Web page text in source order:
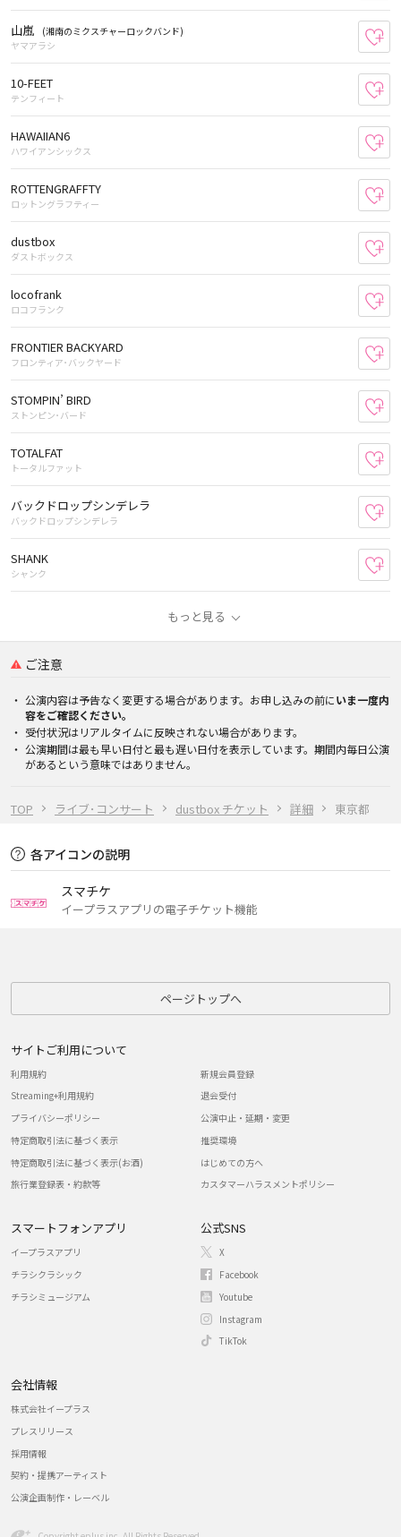
TOP ライブ･コンサート dustbox チケット 詳細 東京都
山嵐
(湘南のミクスチャーロックバンド)
ヤマアラシ
10-FEET
テンフィート
HAWAIIAN6
ハワイアンシックス
ROTTENGRAFFTY
ロットングラフティー
dustbox
ダストボックス
locofrank
ロコフランク
FRONTIER BACKYARD
フロンティア･バックヤード
STOMPIN’ BIRD
ストンピン･バード
TOTALFAT
トータルファット
バックドロップシンデレラ
バックドロップシンデレラ
SHANK
シャンク
もっと見る
ご注意
公演内容は予告なく変更する場合があります。お申し込みの前にいま一度内
容をご確認ください。
受付状況はリアルタイムに反映されない場合があります。
公演期間は最も早い日付と最も遅い日付を表示しています。期間内毎日公演
があるという意味ではありません。
各アイコンの説明
スマチケ
イープラスアプリの電子チケット機能
ページトップへ
サイトご利用について
利用規約
Streaming+利用規約
プライバシーポリシー
特定商取引法に基づく表示
特定商取引法に基づく表示(お酒)
旅行業登録表・約款等
新規会員登録
退会受付
公演中止・延期・変更
推奨環境
はじめての方へ
カスタマーハラスメントポリシー
スマートフォンアプリ
イープラスアプリ
チラシクラシック
チラシミュージアム
公式SNS
X
Facebook
Youtube
Instagram
TikTok
会社情報
株式会社イープラス
プレスリリース
採用情報
契約・提携アーティスト
公演企画制作・レーベル